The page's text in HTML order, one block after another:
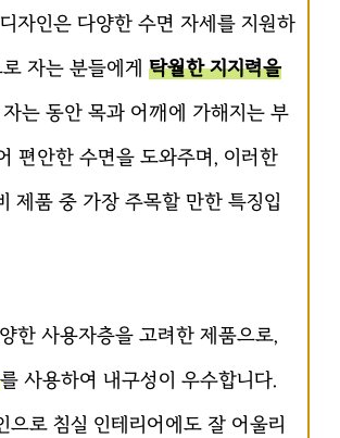
자인은 다양한 수면 자세를 지원하
자는 분들에게 탁월한 지지력을
는 동안 목과 어깨에 가해지는 부
편안한 수면을 도와주며, 이러한
제품 중 가장 주목할 만한 특징입
한 사용자층을 고려한 제품으로,
를 사용하여 내구성이 우수합니다.
으로 침실 인테리어에도 잘 어울리